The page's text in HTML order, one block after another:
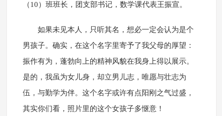
（10）班班长，团支部书记，数学课代表王振宣。
如果未见本人，只听其名，想必一定会认为是个
男孩子。确实，在这个名字里寄予了我父母的厚望：
振作有为，蓬勃向上的精神风貌在我身上得以展示。
是的，我虽为女儿身，却立男儿志，唯愿与壮志为
伍，与勤学为伴。这个名字或许有点阳刚之气过盛，
其实你们看，照片里的这个女孩子多惬意！